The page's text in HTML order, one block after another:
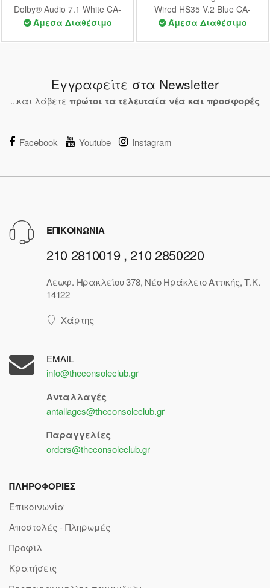
Dolby® Audio 7.1 White CA-
9011238-EU
Άμεσα Διαθέσιμο
Wired HS35 V.2 Blue CA-
9011383-EU
Άμεσα Διαθέσιμο
Εγγραφείτε στα Newsletter
...και λάβετε πρώτοι τα τελευταία νέα και προσφορές
Facebook Youtube Instagram
ΕΠΙΚΟΙΝΩΝΙΑ
210 2810019 , 210 2850220
Λεωφ. Ηρακλείου 378, Νέο Ηράκλειο Αττικής, Τ.Κ.
14122
Χάρτης
EMAIL
info@theconsoleclub.gr
Ανταλλαγές
antallages@theconsoleclub.gr
Παραγγελίες
orders@theconsoleclub.gr
ΠΛΗΡΟΦΟΡΙΕΣ
Επικοινωνία
Αποστολές - Πληρωμές
Προφίλ
Κρατήσεις